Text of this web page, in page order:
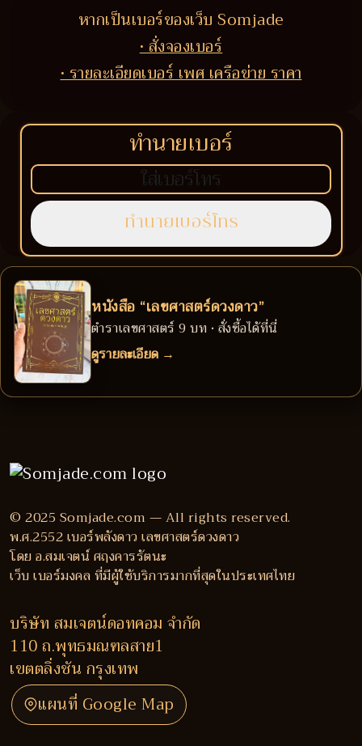
หากเป็นเบอร์ของเว็บ Somjade
• สั่งจองเบอร์
• รายละเอียดเบอร์ เพศ เครือข่าย ราคา
ทำนายเบอร์
หนังสือ “เลขศาสตร์ดวงดาว”
ตำราเลขศาสตร์ 9 บท • สั่งซื้อได้ที่นี่
ดูรายละเอียด →
© 2025 Somjade.com — All rights reserved.
พ.ศ.2552 เบอร์พลังดาว เลขศาสตร์ดวงดาว
โดย อ.สมเจตน์ ศฤงคารรัตนะ
เว็บ เบอร์มงคล ที่มีผู้ใช้บริการมากที่สุดในประเทศไทย
บริษัท สมเจตน์ดอทคอม จำกัด
110 ถ.พุทธมณฑลสาย1
เขตตลิ่งชัน กรุงเทพ
แผนที่ Google Map